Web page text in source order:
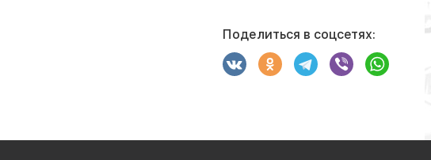
Поделиться в соцсетях: